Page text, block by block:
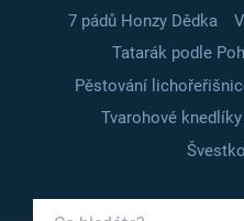
7 pádů Honzy Dědka
Tatarák podle
Pěstování
Tvarohové knedlíky